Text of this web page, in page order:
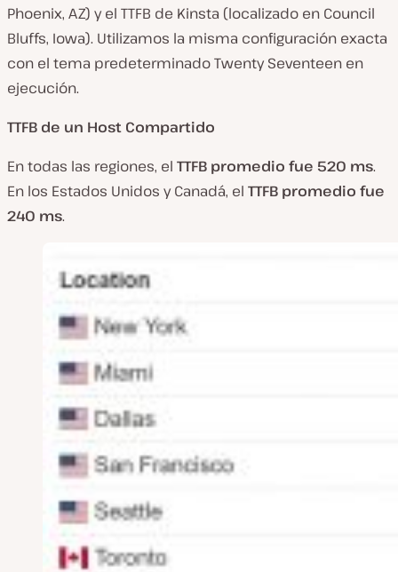
Phoenix, AZ) y el TTFB de Kinsta (localizado en Council
Bluffs, Iowa). Utilizamos la misma configuración exacta
con el tema predeterminado Twenty Seventeen en
ejecución.
TTFB de un Host Compartido
En todas las regiones, el TTFB promedio fue 520 ms.
En los Estados Unidos y Canadá, el TTFB promedio fue
240 ms.